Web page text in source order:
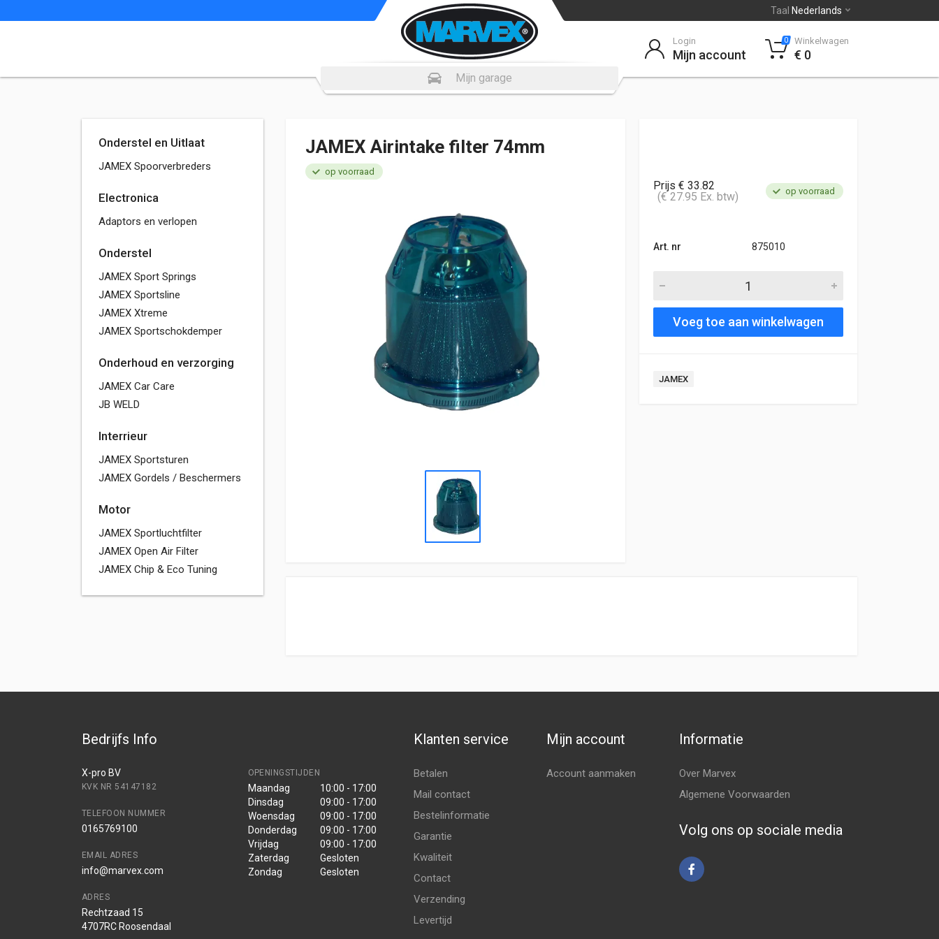
Taal Nederlands
Mijn garage
Login
Mijn account
0 Winkelwagen
€ 0
Onderstel en Uitlaat
JAMEX Spoorverbreders
Electronica
Adaptors en verlopen
Onderstel
JAMEX Sport Springs
JAMEX Sportsline
JAMEX Xtreme
JAMEX Sportschokdemper
Onderhoud en verzorging
JAMEX Car Care
JB WELD
Interrieur
JAMEX Sportsturen
JAMEX Gordels / Beschermers
Motor
JAMEX Sportluchtfilter
JAMEX Open Air Filter
JAMEX Chip & Eco Tuning
JAMEX Airintake filter 74mm
op voorraad
Prijs € 33.82
(€ 27.95 Ex. btw)
op voorraad
Art. nr 875010
Voeg toe aan winkelwagen
JAMEX
Bedrijfs Info
X-pro BV
KVK NR 54147182
TELEFOON NUMMER
0165769100
EMAIL ADRES
info@marvex.com
ADRES
Rechtzaad 15
4707RC Roosendaal
OPENINGSTIJDEN
Maandag
10:00 - 17:00
Dinsdag
09:00 - 17:00
Woensdag
09:00 - 17:00
Donderdag
09:00 - 17:00
Vrijdag
09:00 - 17:00
Zaterdag
Gesloten
Zondag
Gesloten
Klanten service
Betalen
Mail contact
Bestelinformatie
Garantie
Kwaliteit
Contact
Verzending
Levertijd
Mijn account
Account aanmaken
Informatie
Over Marvex
Algemene Voorwaarden
Volg ons op sociale media